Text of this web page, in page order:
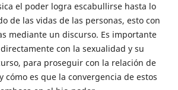
el poder logra escabullirse hasta lo
de las vidas de las personas, esto con
mediante un discurso. Es importante
con la sexualidad y su
para proseguir con la relación de
cómo es que la convergencia de estos